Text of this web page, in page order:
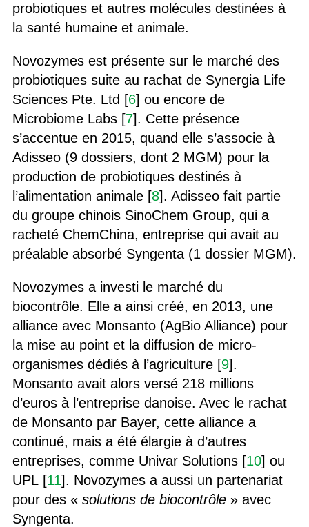
probiotiques et autres molécules destinées à
la santé humaine et animale.
Novozymes est présente sur le marché des
probiotiques suite au rachat de Synergia Life
Sciences Pte. Ltd [6] ou encore de
Microbiome Labs [7]. Cette présence
s’accentue en 2015, quand elle s’associe à
Adisseo (9 dossiers, dont 2 MGM) pour la
production de probiotiques destinés à
l’alimentation animale [8]. Adisseo fait partie
du groupe chinois SinoChem Group, qui a
racheté ChemChina, entreprise qui avait au
préalable absorbé Syngenta (1 dossier MGM).
Novozymes a investi le marché du
biocontrôle. Elle a ainsi créé, en 2013, une
alliance avec Monsanto (AgBio Alliance) pour
la mise au point et la diffusion de micro-
organismes dédiés à l’agriculture [9].
Monsanto avait alors versé 218 millions
d’euros à l’entreprise danoise. Avec le rachat
de Monsanto par Bayer, cette alliance a
continué, mais a été élargie à d’autres
entreprises, comme Univar Solutions [10] ou
UPL [11]. Novozymes a aussi un partenariat
pour des « solutions de biocontrôle» avec
Syngenta.